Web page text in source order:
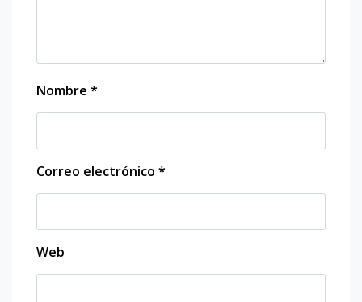
Nombre *
Correo electrónico *
Web